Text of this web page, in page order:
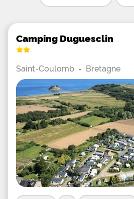
Camping Duguesclin
Saint-Coulomb - Bretagne